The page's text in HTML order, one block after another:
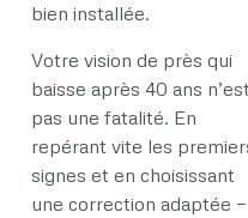
bien installée.
Votre vision de près qui
baisse après 40 ans n’est
pas une fatalité. En
repérant vite les
signes et en choisissant
une correction adaptée —